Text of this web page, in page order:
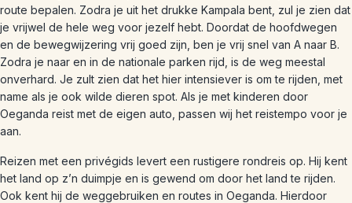
route bepalen. Zodra je uit het drukke Kampala bent, zul je zien dat
je vrijwel de hele weg voor jezelf hebt. Doordat de hoofdwegen
en de bewegwijzering vrij goed zijn, ben je vrij snel van A naar B.
Zodra je naar en in de nationale parken rijd, is de weg meestal
onverhard. Je zult zien dat het hier intensiever is om te rijden, met
name als je ook wilde dieren spot. Als je met kinderen door
Oeganda reist met de eigen auto, passen wij het reistempo voor je
aan.
Reizen met een privégids levert een rustigere rondreis op. Hij kent
het land op z’n duimpje en is gewend om door het land te rijden.
Ook kent hij de weggebruiken en routes in Oeganda. Hierdoor